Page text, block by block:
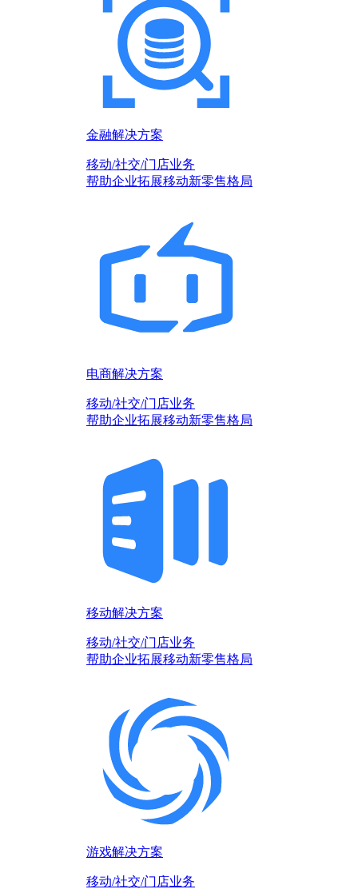
金融解决方案
移动/社交/门店业务
帮助企业拓展移动新零售格局
电商解决方案
移动/社交/门店业务
帮助企业拓展移动新零售格局
移动解决方案
移动/社交/门店业务
帮助企业拓展移动新零售格局
游戏解决方案
移动/社交/门店业务